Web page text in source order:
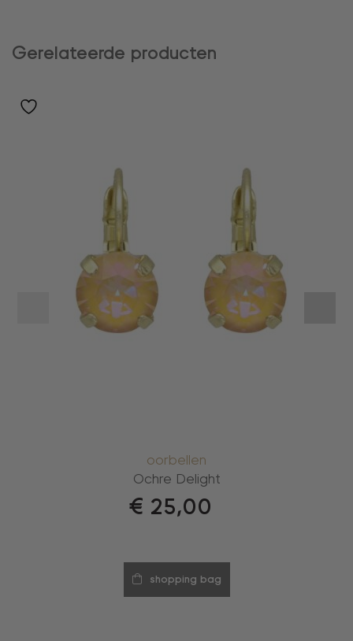
Gerelateerde producten
oorbellen
Ochre Delight
€ 25,00
shopping bag